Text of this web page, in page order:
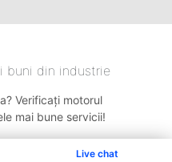
Live chat
buni din industrie
Verificați motorul
mai bune servicii!